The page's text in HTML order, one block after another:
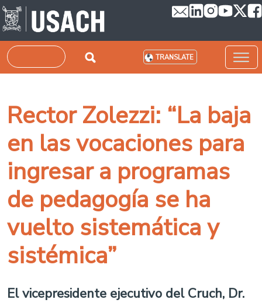
Skip to main content
Search TRANSLATE
Rector Zolezzi: “La baja
en las vocaciones para
ingresar a programas
de pedagogía se ha
vuelto sistemática y
sistémica”
El vicepresidente ejecutivo del Cruch, Dr.